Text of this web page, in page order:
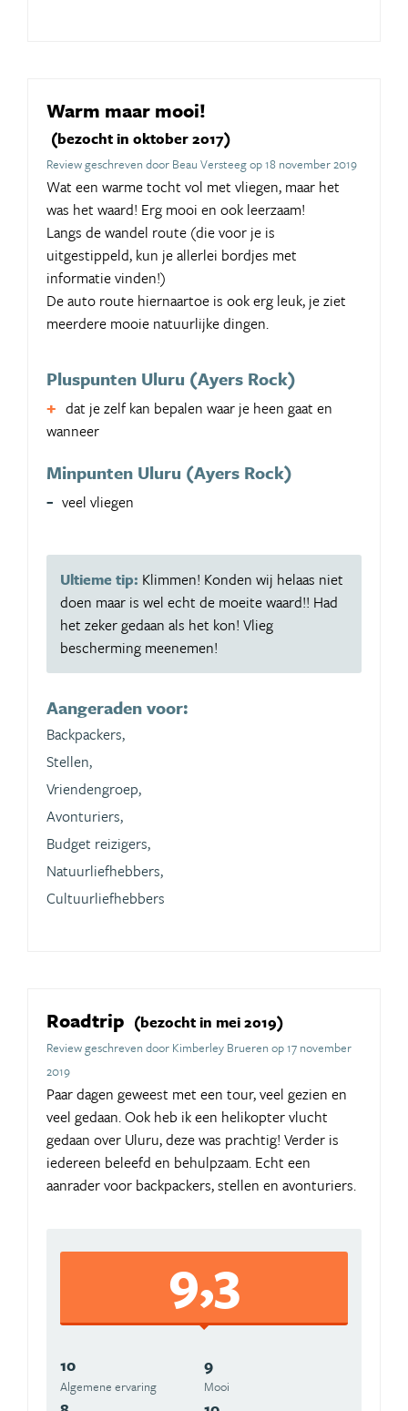
Warm maar mooi!
(bezocht in oktober 2017)
Review geschreven door Beau Versteeg op 18 november 2019
Wat een warme tocht vol met vliegen, maar het
was het waard! Erg mooi en ook leerzaam!
Langs de wandel route (die voor je is
uitgestippeld, kun je allerlei bordjes met
informatie vinden!)
De auto route hiernaartoe is ook erg leuk, je ziet
meerdere mooie natuurlijke dingen.
Pluspunten Uluru (Ayers Rock)
dat je zelf kan bepalen waar je heen gaat en
wanneer
Minpunten Uluru (Ayers Rock)
veel vliegen
Ultieme tip: Klimmen! Konden wij helaas niet
doen maar is wel echt de moeite waard!! Had
het zeker gedaan als het kon! Vlieg
bescherming meenemen!
Aangeraden voor:
Backpackers,
Stellen,
Vriendengroep,
Avonturiers,
Budget reizigers,
Natuurliefhebbers,
Cultuurliefhebbers
Roadtrip (bezocht in mei 2019)
Review geschreven door Kimberley Brueren op 17 november
2019
Paar dagen geweest met een tour, veel gezien en
veel gedaan. Ook heb ik een helikopter vlucht
gedaan over Uluru, deze was prachtig! Verder is
iedereen beleefd en behulpzaam. Echt een
aanrader voor backpackers, stellen en avonturiers.
9,3
10
Algemene ervaring
9
Mooi